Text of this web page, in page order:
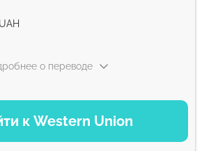
UAH
к Western Union
о переводе
Сard